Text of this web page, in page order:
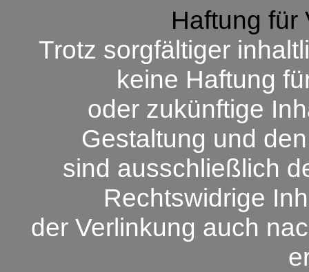
Haftung für
Trotz sorgfältiger
keine Haftung
oder zukünftige
Gestaltung und
sind ausschließlich
Rechtswidrige
der Verlinkung auch